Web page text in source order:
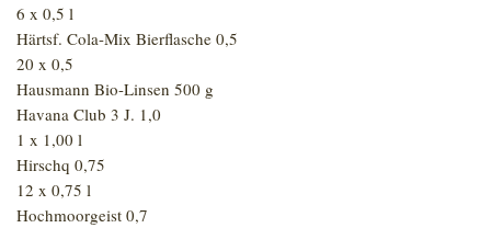
6 x 0,5 l
Härtsf. Cola-Mix Bierflasche 0,5
20 x 0,5
Hausmann Bio-Linsen 500 g
Havana Club 3 J. 1,0
1 x 1,00 l
Hirschq 0,75
12 x 0,75 l
Hochmoorgeist 0,7